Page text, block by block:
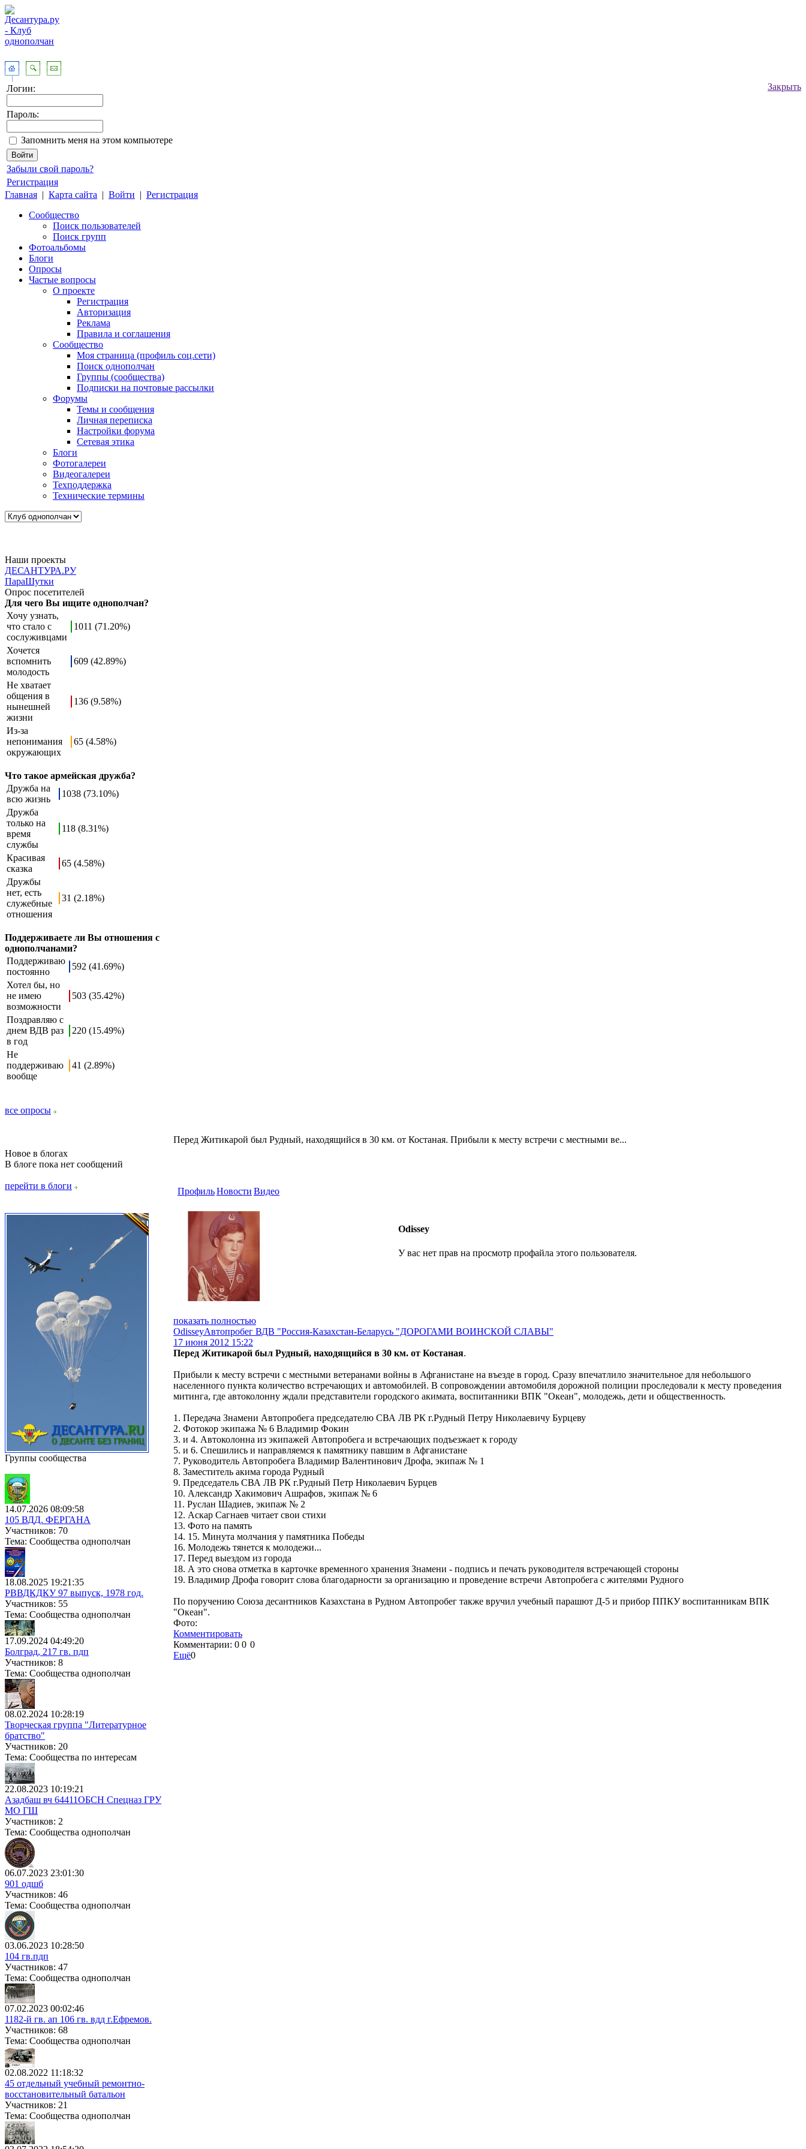
Закрыть
Логин:
Пароль:
Запомнить меня на этом компьютере
Забыли свой пароль?
Регистрация
Главная | Карта сайта | Войти | Регистрация
Сообщество
Поиск пользователей
Поиск групп
Фотоальбомы
Блоги
Опросы
Частые вопросы
О проекте
Регистрация
Авторизация
Реклама
Правила и соглашения
Сообщество
Моя страница (профиль соц.сети)
Поиск однополчан
Группы (сообщества)
Подписки на почтовые рассылки
Форумы
Темы и сообщения
Личная переписка
Настройки форума
Сетевая этика
Блоги
Фотогалереи
Видеогалереи
Техподдержка
Технические термины
Наши проекты
ДЕСАНТУРА.РУ
ПараШутки
Опрос посетителей
Для чего Вы ищите однополчан?
Хочу узнать,
что стало с
сослуживцами
1011 (71.20%)
Хочется
вспомнить
молодость
609 (42.89%)
Не хватает
общения в
нынешней
жизни
136 (9.58%)
Из-за
непонимания
окружающих
65 (4.58%)
Что такое армейская дружба?
Дружба на
всю жизнь
1038 (73.10%)
Дружба
только на
время
службы
118 (8.31%)
Красивая
сказка
65 (4.58%)
Дружбы
нет, есть
служебные
отношения
31 (2.18%)
Поддерживаете ли Вы отношения с
однополчанами?
Поддерживаю
постоянно
592 (41.69%)
Хотел бы, но
не имею
возможности
503 (35.42%)
Поздравляю с
днем ВДВ раз
в год
220 (15.49%)
Не
поддерживаю
вообще
41 (2.89%)
все опросы
Новое в блогах
В блоге пока нет сообщений
перейти в блоги
Группы сообщества
14.07.2026 08:09:58
105 ВДД. ФЕРГАНА
Участников: 70
Тема: Сообщества однополчан
18.08.2025 19:21:35
РВВДКДКУ 97 выпуск, 1978 год.
Участников: 55
Тема: Сообщества однополчан
17.09.2024 04:49:20
Болград, 217 гв. пдп
Участников: 8
Тема: Сообщества однополчан
08.02.2024 10:28:19
Творческая группа "Литературное
братство"
Участников: 20
Тема: Сообщества по интересам
22.08.2023 10:19:21
Азадбаш вч 64411ОБСН Спецназ ГРУ
МО ГШ
Участников: 2
Тема: Сообщества однополчан
06.07.2023 23:01:30
901 одшб
Участников: 46
Тема: Сообщества однополчан
03.06.2023 10:28:50
104 гв.пдп
Участников: 47
Тема: Сообщества однополчан
07.02.2023 00:02:46
1182-й гв. ап 106 гв. вдд г.Ефремов.
Участников: 68
Тема: Сообщества однополчан
02.08.2022 11:18:32
45 отдельный учебный ремонтно-
восстановительный батальон
Участников: 21
Тема: Сообщества однополчан
Перед Житикарой был Рудный, находящийся в 30 км. от Костаная. Прибыли к месту встречи с местными ве...
ПрофильНовости Видео
Оdissey
У вас нет прав на просмотр профайла этого пользователя.
показать полностью
ОdisseyАвтопробег ВДВ "Россия-Казахстан-Беларусь "ДОРОГАМИ ВОИНСКОЙ СЛАВЫ"
17 июня 2012 15:22
Перед Житикарой был Рудный, находящийся в 30 км. от Костаная.
Прибыли к месту встречи с местными ветеранами войны в Афганистане на въезде в город. Сразу впечатлило значительное для небольшого
населенного пункта количество встречающих и автомобилей. В сопровождении автомобиля дорожной полиции проследовали к месту проведения
митинга, где автоколонну ждали представители городского акимата, воспитанники ВПК "Океан", молодежь, дети и общественность.
1. Передача Знамени Автопробега председателю СВА ЛВ РК г.Рудный Петру Николаевичу Бурцеву
2. Фотокор экипажа № 6 Владимир Фокин
3. и 4. Автоколонна из экипажей Автопробега и встречающих подъезжает к городу
5. и 6. Спешились и направляемся к памятнику павшим в Афганистане
7. Руководитель Автопробега Владимир Валентинович Дрофа, экипаж № 1
8. Заместитель акима города Рудный
9. Председатель СВА ЛВ РК г.Рудный Петр Николаевич Бурцев
10. Александр Хакимович Ашрафов, экипаж № 6
11. Руслан Шадиев, экипаж № 2
12. Аскар Сагнаев читает свои стихи
13. Фото на память
14. 15. Минута молчания у памятника Победы
16. Молодежь тянется к молодежи...
17. Перед выездом из города
18. А это снова отметка в карточке временного хранения Знамени - подпись и печать руководителя встречающей стороны
19. Владимир Дрофа говорит слова благодарности за организацию и проведение встречи Автопробега с жителями Рудного
По поручению Союза десантников Казахстана в Рудном Автопробег также вручил учебный парашют Д-5 и прибор ППКУ воспитанникам ВПК
"Океан".
Фото:
Комментировать
Комментарии: 0 0 0
Ещё0